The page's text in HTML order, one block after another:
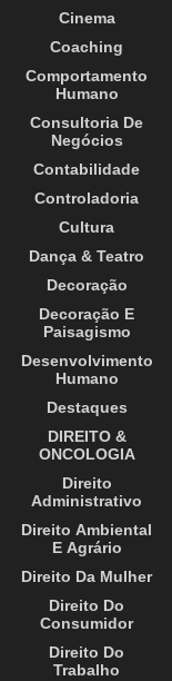
Cinema
Coaching
Comportamento
Humano
Consultoria De
Negócios
Contabilidade
Controladoria
Cultura
Dança & Teatro
Decoração
Decoração E
Paisagismo
Desenvolvimento
Humano
Destaques
DIREITO &
ONCOLOGIA
Direito
Administrativo
Direito Ambiental
E Agrário
Direito Da Mulher
Direito Do
Consumidor
Direito Do
Trabalho